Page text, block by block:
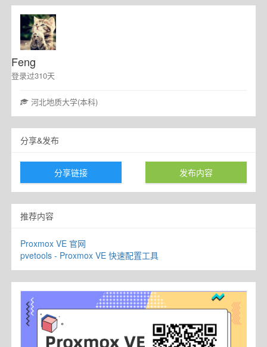
Feng
登录过310天
河北地质大学(本科)
分享&发布
分享链接 发布内容
推荐内容
Proxmox VE 官网
pvetools - Proxmox VE 快速配置工具